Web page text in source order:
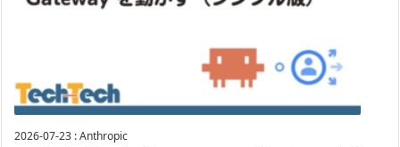
2026-07-23 :Anthropic